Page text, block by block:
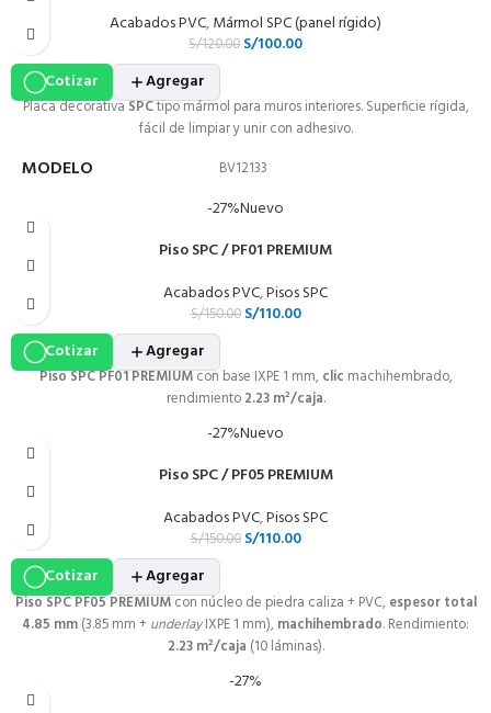
Acabados PVC,Mármol SPC (panel rígido)
S/120.00 S/100.00
Cotizar
Agregar
Placa decorativaSPCtipo mármol para muros interiores. Superficie rígida,
fácil de limpiar y unir con adhesivo.
MODELO BV12133
MATERIAL
2.44 m × 1.22 m × 2.5 mm
RENDIMIENTO
Conadhesivo estructural
Precio por unidad (panel completo). Variación por sede
(Lima/Arequipa/Cusco).
-27%Nuevo
Piso SPC / PF01 PREMIUM
Acabados PVC,Pisos SPC
S/150.00 S/110.00
Cotizar
Agregar
Piso SPC PF01 PREMIUMcon base IXPE 1 mm, clic machihembrado,
rendimiento 2.23 m²/caja.
-27%Nuevo
Piso SPC / PF05 PREMIUM
Acabados PVC,Pisos SPC
S/150.00 S/110.00
Cotizar
Agregar
Piso SPC PF05 PREMIUMcon núcleo de piedra caliza + PVC, espesor total
4.85 mm (3.85 mm + underlayIXPE 1 mm), machihembrado. Rendimiento:
2.23 m²/caja (10 láminas).
-27%